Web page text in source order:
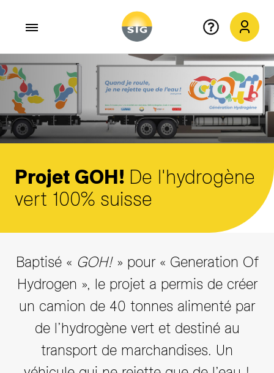
Aller au contenu principal
Projet GOH! De l'hydrogène
vert 100% suisse
Baptisé « GOH!» pour « Generation Of
Hydrogen », le projet a permis de créer
un camion de 40 tonnes alimenté par
de l’hydrogène vert et destiné au
transport de marchandises. Un